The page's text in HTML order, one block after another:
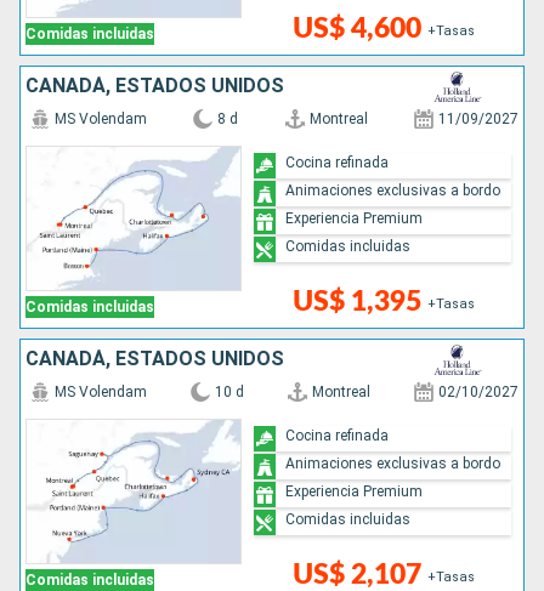
Comidas incluidas US$ 4,600 +Tasas
CANADÁ, ESTADOS UNIDOS
Comidas incluidas
MS Volendam 8 d Montreal 11/09/2027
US$ 1,395 +Tasas
Cocina refinada
Animaciones exclusivas a bordo
Experiencia Premium
Comidas incluidas
CANADÁ, ESTADOS UNIDOS
Comidas incluidas
MS Volendam 10 d Montreal 02/10/2027
US$ 2,107 +Tasas
Cocina refinada
Animaciones exclusivas a bordo
Experiencia Premium
Comidas incluidas